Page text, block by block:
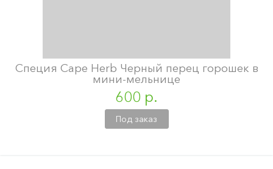
Специя Cape Herb Черный перец горошек в
мини-мельнице
600 р.
Под заказ